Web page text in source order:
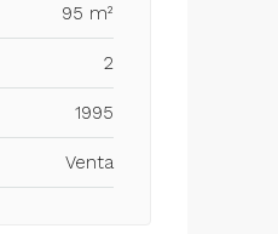
95 m²
2
1995
Venta